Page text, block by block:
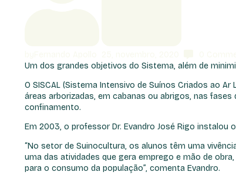
Um dos grandes objetivos do Sistema, além de
O SISCAL (Sistema Intensivo de Suínos Criados ao
áreas arborizadas, em cabanas ou abrigos, nas
confinamento.
Em 2003, o professor Dr. Evandro José Rigo instalou
“No setor de Suinocultura, os alunos têm uma
uma das atividades que gera emprego e mão de
para o consumo da população”, comenta Evandro.